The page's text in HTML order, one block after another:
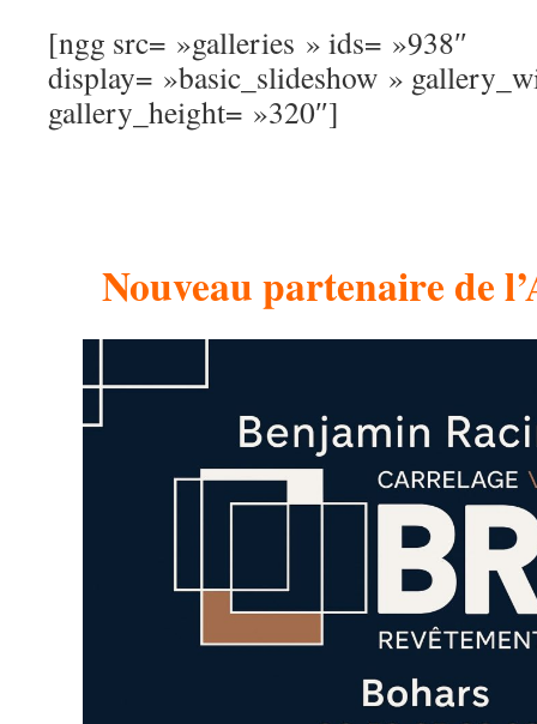
[ngg src= »galleries » ids= »938″
display= »basic_slideshow »
gallery_height= »320″]
Nouveau partenaire de